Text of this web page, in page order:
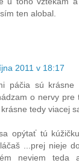
ten alobal.
2011 v 18:17
páčia sú krásne
o nervy
tedy viacej
opýtať tú
...prej nieje
neviem teda